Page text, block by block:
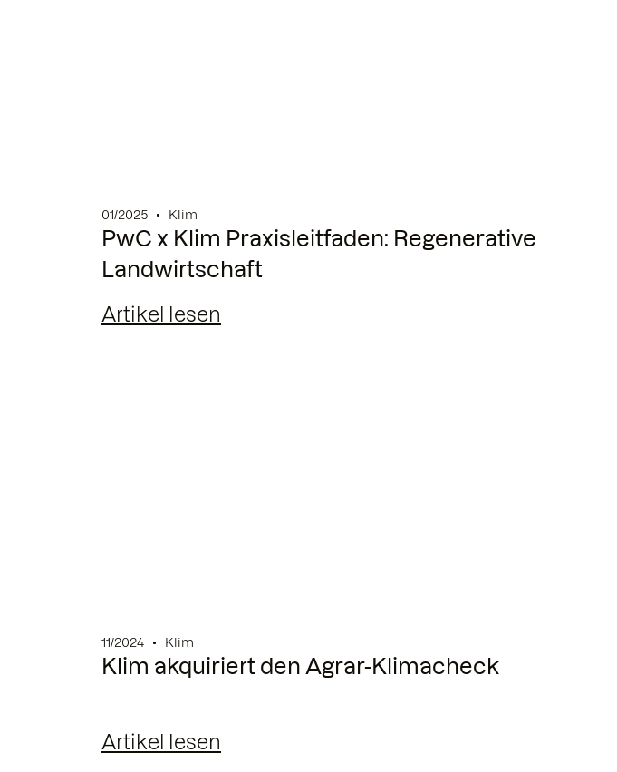
01/2025 Klim
PwC x Klim Praxisleitfaden: Regenerative
Landwirtschaft
Artikel lesen
11/2024 Klim
Klim akquiriert den Agrar-Klimacheck
Artikel lesen